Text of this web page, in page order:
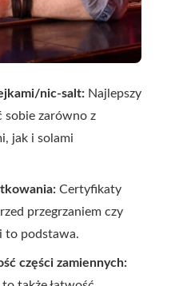
nic-salt: Najlepszy
sobie zarówno z
jak i solami
Certyfikaty
przegrzaniem czy
to podstawa.
części zamiennych: